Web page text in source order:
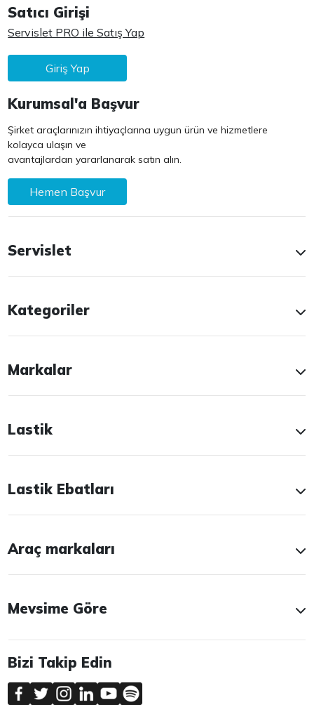
Satıcı Girişi
Servislet PRO ile Satış Yap
Giriş Yap
Kurumsal'a Başvur
Şirket araçlarınızın ihtiyaçlarına uygun ürün ve hizmetlere
kolayca ulaşın ve
avantajlardan yararlanarak satın alın.
Hemen Başvur
Servislet
Kategoriler
Markalar
Lastik
Lastik Ebatları
Araç markaları
Mevsime Göre
Bizi Takip Edin